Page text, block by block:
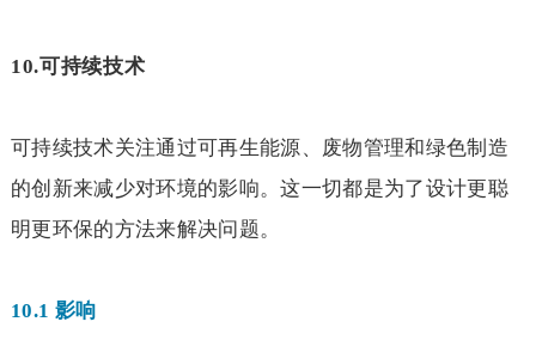
10.可持续技术
可持续技术关注通过可再生能源、废物管理和绿色制造
的创新来减少对环境的影响。这一切都是为了设计更聪
明更环保的方法来解决问题。
10.1 影响